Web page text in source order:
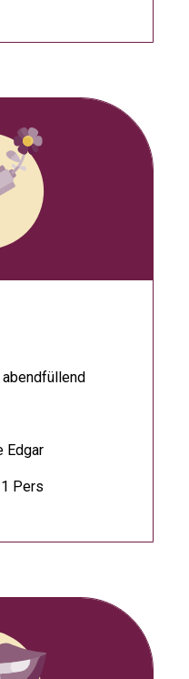
Edgar
Pers